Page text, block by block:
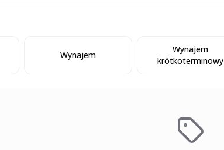
Wynajem
Wynajem
krótkoterminowy